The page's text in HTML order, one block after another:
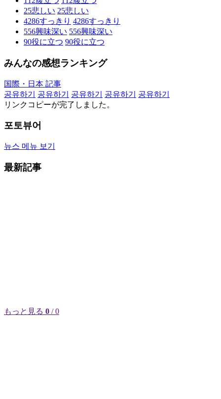
25悲しい 25悲しい
4286すっきり 4286すっきり
556興味深い 556興味深い
90役に立つ 90役に立つ
みんなの感想ランキング
国際・日本 記事
공유하기
공유하기 공유하기 공유하기
공유하기
リンクコピーが完了しました。
포토뷰어
뉴스 메뉴 보기
最新記事
もっと見る 0 / 0